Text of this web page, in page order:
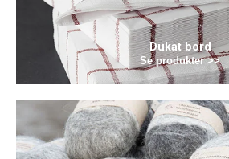
Dukat bord
Se produkter >>